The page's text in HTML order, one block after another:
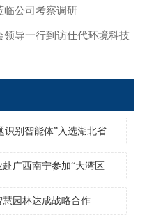
临公司考察调研
导一行到访仕代环境科技
识别智能体”入选湖北省
广西南宁参加“大湾区
园林达成战略合作